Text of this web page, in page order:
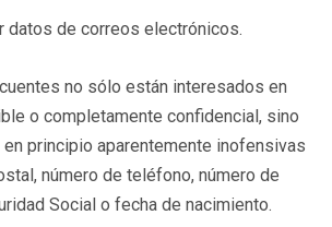
datos de correos electrónicos.
no sólo están interesados en
o completamente confidencial, sino
principio aparentemente inofensivas
número de teléfono, número de
Social o fecha de nacimiento.